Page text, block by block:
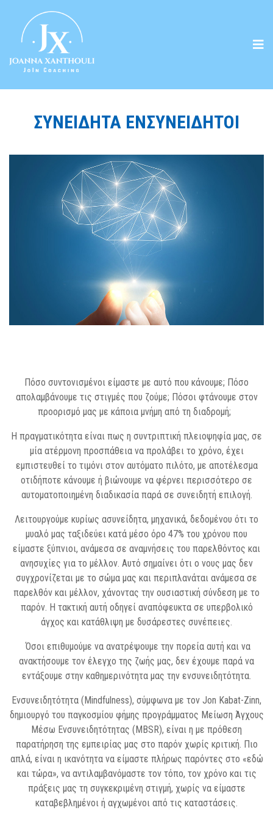
ΣΥΝΕΙΔΗΤΑ ΕΝΣΥΝΕΙΔΗΤΟΙ
Πόσο συντονισμένοι είμαστε με αυτό που κάνουμε; Πόσο
απολαμβάνουμε τις στιγμές που ζούμε; Πόσοι φτάνουμε στον
προορισμό μας με κάποια μνήμη από τη διαδρομή;
Η πραγματικότητα είναι πως η συντριπτική πλειοψηφία μας, σε
μία ατέρμονη προσπάθεια να προλάβει το χρόνο, έχει
εμπιστευθεί το τιμόνι στον αυτόματο πιλότο, με αποτέλεσμα
οτιδήποτε κάνουμε ή βιώνουμε να φέρνει περισσότερο σε
αυτοματοποιημένη διαδικασία παρά σε συνειδητή επιλογή.
Λειτουργούμε κυρίως ασυνείδητα, μηχανικά, δεδομένου ότι το
μυαλό μας ταξιδεύει κατά μέσο όρο 47% του χρόνου που
είμαστε ξύπνιοι, ανάμεσα σε αναμνήσεις του παρελθόντος και
ανησυχίες για το μέλλον. Αυτό σημαίνει ότι ο νους μας δεν
συγχρονίζεται με το σώμα μας και περιπλανάται ανάμεσα σε
παρελθόν και μέλλον, χάνοντας την ουσιαστική σύνδεση με το
παρόν. Η τακτική αυτή οδηγεί αναπόφευκτα σε υπερβολικό
άγχος και κατάθλιψη με δυσάρεστες συνέπειες.
Όσοι επιθυμούμε να ανατρέψουμε την πορεία αυτή και να
ανακτήσουμε τον έλεγχο της ζωής μας, δεν έχουμε παρά να
εντάξουμε στην καθημερινότητα μας την ενσυνειδητότητα.
Ενσυνειδητότητα (Mindfulness), σύμφωνα με τον Jon Kabat-Zinn,
δημιουργό του παγκοσμίου φήμης προγράμματος Μείωση Άγχους
Μέσω Ενσυνειδητότητας (MBSR), είναι η με πρόθεση
παρατήρηση της εμπειρίας μας στο παρόν χωρίς κριτική. Πιο
απλά, είναι η ικανότητα να είμαστε πλήρως παρόντες στο «εδώ
και τώρα», να αντιλαμβανόμαστε τον τόπο, τον χρόνο και τις
πράξεις μας τη συγκεκριμένη στιγμή, χωρίς να είμαστε
καταβεβλημένοι ή αγχωμένοι από τις καταστάσεις.